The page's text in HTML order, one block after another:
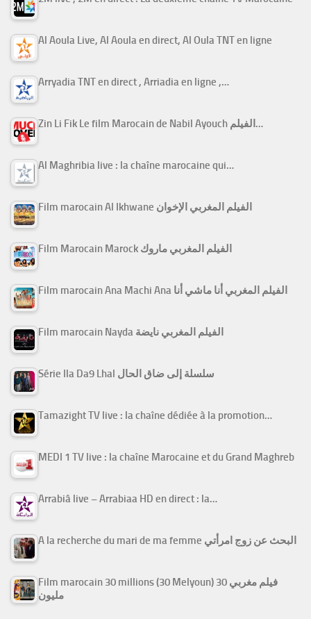
Al Aoula Live, Al Aoula en direct, Al Oula TNT en ligne
Arryadia TNT en direct , Arriadia en ligne ,…
Zin Li Fik Le film Marocain de Nabil Ayouch الفيلم…
Al Maghribia live : la chaîne marocaine qui…
Film marocain Al Ikhwane الفيلم المغربي الإخوان
Film Marocain Marock الفيلم المغربي ماروك
Film marocain Ana Machi Ana الفيلم المغربي أنا ماشي أنا
Film marocain Nayda الفيلم المغربي نايضة
Série Ila Da9 Lhal سلسلة إلى ضاق الحال
Tamazight TV live : la chaîne dédiée à la promotion…
MEDI 1 TV live : la chaîne Marocaine et du Grand Maghreb
Arrabiâ live – Arrabiaa HD en direct : la…
A la recherche du mari de ma femme البحث عن زوج امرأتي
Film marocain 30 millions (30 Melyoun) فيلم مغربي 30
مليون